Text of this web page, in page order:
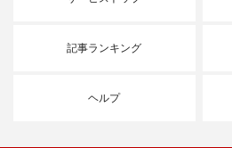
記事ランキング
ヘルプ